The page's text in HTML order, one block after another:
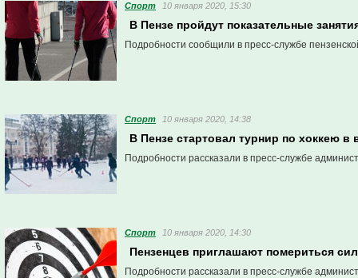
Спорт 10 января 2020, 15:30
В Пензе пройдут показательные
Подробности сообщили в пресс-службе
Спорт 10 января 2020, 14:38
В Пензе стартовал турнир по хоккею в
Подробности рассказали в пресс-службе
Спорт 10 января 2020, 14:30
Пензенцев приглашают помериться
Подробности рассказали в пресс-службе